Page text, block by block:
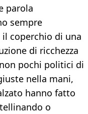
parola
sempre
coperchio di una
di ricchezza
pochi politici di
nella mani,
hanno fatto
o